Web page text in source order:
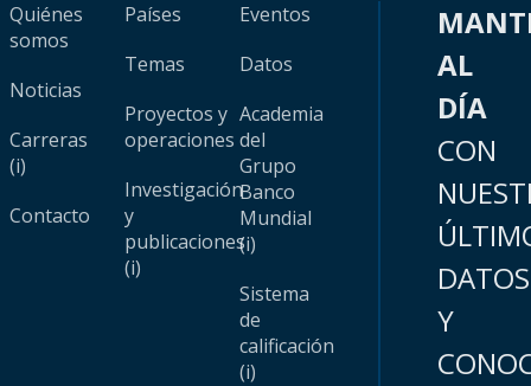
Quiénes
somos
Noticias
Carreras
(i)
Contacto
Países
Temas
Proyectos y
operaciones
Investigación
y
publicaciones
(i)
Eventos
Datos
Academia
del
Grupo
Banco
Mundial
(i)
Sistema
de
calificación
(i)
AL
DÍA
CON
DATOS
Y